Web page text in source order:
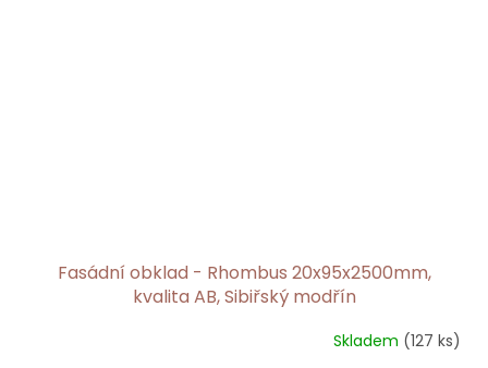
Fasádní obklad - Rhombus 20x95x2500mm,
kvalita AB, Sibiřský modřín
Skladem (127 ks)